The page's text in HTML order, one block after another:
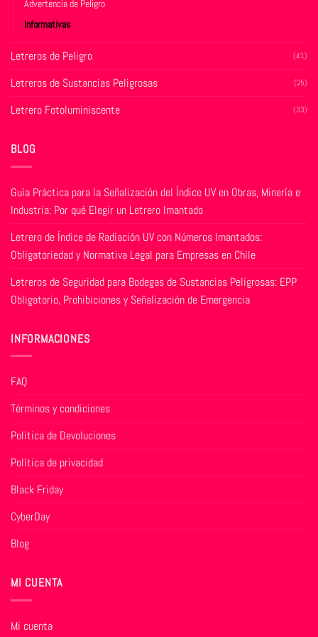
producto
Advertencia de Peligro
Informativas
Letreros de Peligro (41)
Letreros de Sustancias Peligrosas (25)
Letrero Fotoluminiscente (33)
BLOG
Guía Práctica para la Señalización del Índice UV en Obras, Minería e
Industria: Por qué Elegir un Letrero Imantado
Letrero de Índice de Radiación UV con Números Imantados:
Obligatoriedad y Normativa Legal para Empresas en Chile
Letreros de Seguridad para Bodegas de Sustancias Peligrosas: EPP
Obligatorio, Prohibiciones y Señalización de Emergencia
INFORMACIONES
FAQ
Términos y condiciones
Política de Devoluciones
Política de privacidad
Black Friday
CyberDay
Blog
MI CUENTA
Mi cuenta